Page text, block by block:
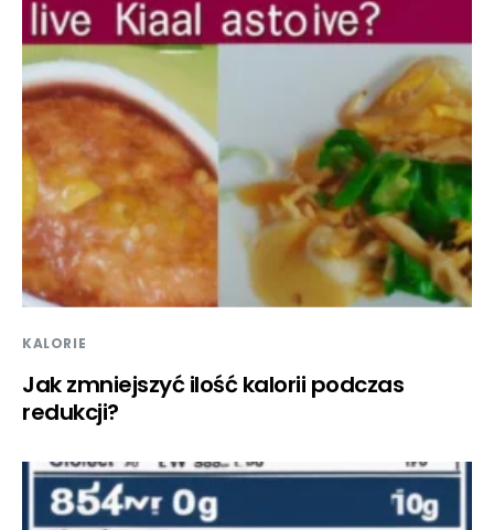
KALORIE
Jak zmniejszyć ilość kalorii podczas
redukcji?